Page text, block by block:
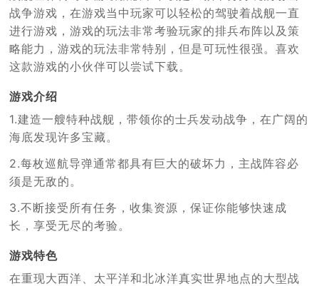
战争游戏，在游戏当中玩家可以轻松的驾驶着战舰一直
进行游戏，游戏的玩法非常考验玩家的排兵布阵以及策
略能力，游戏的玩法非常特别，但是可玩性很强。喜欢
这款游戏的小伙伴可以尝试下载。
游戏介绍
1.建造一艘特种战舰，带领你的士兵发动战争，在广阔的
海底发现许多宝藏。
2.每枚巡航导弹通常都具有巨大的破坏力，主战阵容必
须是无敌的。
3.不断接受所有任务，收集资源，保证你能够快速成
长，享受无尽的考验。
游戏特色
在重现大西洋、太平洋和北冰洋真实世界地点的大型战